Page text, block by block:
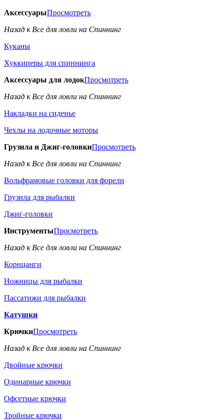
АксессуарыПросмотреть
Назад к Все для ловли на Спиннинг
Куканы
Хуккиперы для спиннинга
Аксессуары для лодокПросмотреть
Назад к Все для ловли на Спиннинг
Накладки на сиденье
Чехлы на лодочные моторы
Грузила и Джиг-головкиПросмотреть
Назад к Все для ловли на Спиннинг
Вольфрамовые головки для форели
Грузила для рыбалки
Джиг-головки
ИнструментыПросмотреть
Назад к Все для ловли на Спиннинг
Корнцанги
Ножницы для рыбалки
Пассатижи для рыбалки
Катушки
КрючкиПросмотреть
Назад к Все для ловли на Спиннинг
Двойные крючки
Одинарные крючки
Офсетные крючки
Тройные крючки